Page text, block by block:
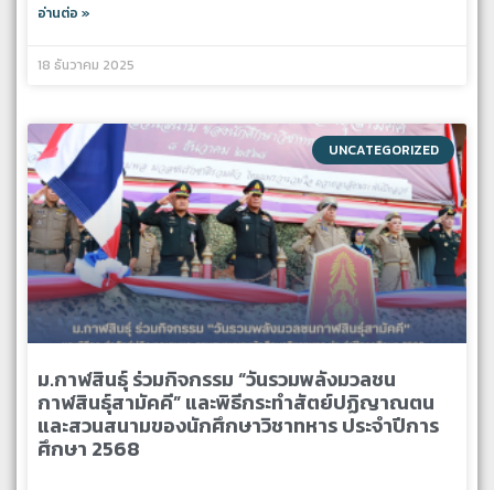
อ่านต่อ »
18 ธันวาคม 2025
UNCATEGORIZED
ม.กาฬสินธุ์ ร่วมกิจกรรม “วันรวมพลังมวลชน
กาฬสินธุ์สามัคคี” และพิธีกระทําสัตย์ปฏิญาณตน
และสวนสนามของนักศึกษาวิชาทหาร ประจำปีการ
ศึกษา 2568